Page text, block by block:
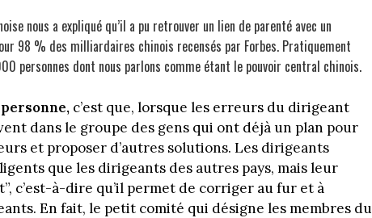
nous a expliqué qu’il a pu retrouver un lien de parenté avec un
98 % des milliardaires chinois recensés par Forbes. Pratiquement
personnes dont nous parlons comme étant le pouvoir central chinois.
c’est que, lorsque les erreurs du dirigeant
dans le groupe des gens qui ont déjà un plan pour
et proposer d’autres solutions. Les dirigeants
que les dirigeants des autres pays, mais leur
c’est-à-dire qu’il permet de corriger au fur et à
En fait, le petit comité qui désigne les membres du